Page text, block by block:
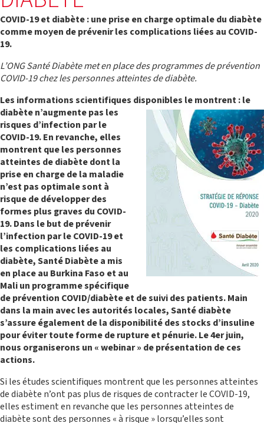
urgence sanitaire par les acteurs du
développement.
ensuite développé ses actions au Burkina
Faso, au Sénégal (jusqu'en 2018), en Union des
Comores, ainsi qu’en France (siège de
l’association), avec des équipes permanentes
dans chaque pays.
Qui sommes-nous ?
PROGRAMME BURKINA FASO
PROGRAMME MALI
PROGRAMME UNION DES COMORES
Le diabète
Mieux vivre son diabète
COVID-19 et diabète : une prise en charge optimale du diabète
comme moyen de prévenir les complications liées au COVID-
19.
L’ONG Santé Diabète met en place des programmes de prévention
COVID-19 chez les personnes atteintes de diabète.
Les informations scientifiques disponibles le montrent : le
diabète n’augmente pas les
risques d’infection par le
COVID-19. En revanche, elles
montrent que les personnes
atteintes de diabète dont la
prise en charge de la maladie
n’est pas optimale sont à
risque de développer des
formes plus graves du COVID-
19. Dans le but de prévenir
l’infection par le COVID-19 et
les complications liées au
diabète, Santé Diabète a mis
en place au Burkina Faso et au
Mali un programme spécifique
de prévention COVID/diabète et de suivi des patients. Main
dans la main avec les autorités locales, Santé diabète
s’assure également de la disponibilité des stocks d’insuline
pour éviter toute forme de rupture et pénurie. Le 4er juin,
nous organiserons un « webinar » de présentation de ces
actions.
Si les études scientifiques montrent que les personnes atteintes
de diabète n’ont pas plus de risques de contracter le COVID-19,
elles estiment en revanche que les personnes atteintes de
diabète sont des personnes « à risque » lorsqu’elles sont